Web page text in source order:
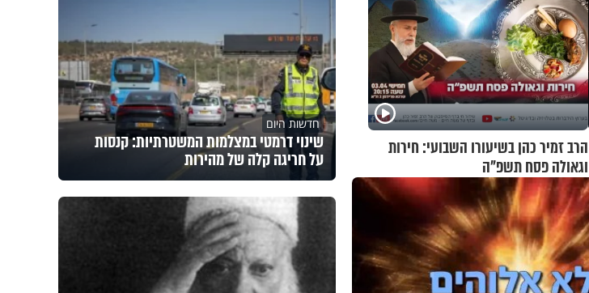
הרב זמיר כהן בשיעורו השבועי: חירות
וגאולה פסח תשפ"ה
חדשות היום
שינוי דרמטי במצלמות המשטרתיות: קנסות
על חריגה קלה של מהירות